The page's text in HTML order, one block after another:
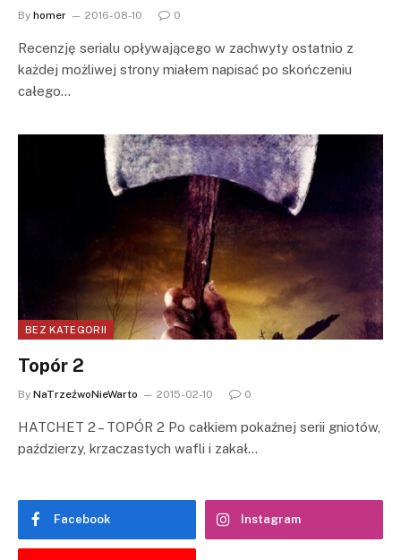
By homer 2016-08-10 0
Recenzję serialu opływającego w zachwyty ostatnio z
każdej możliwej strony miałem napisać po skończeniu
całego…
BEZ KATEGORII
Topór 2
By NaTrzeźwoNieWarto 2015-02-10 0
HATCHET 2 – TOPÓR 2 Po całkiem pokaźnej serii gniotów,
paździerzy, krzaczastych wafli i zakał…
Facebook Instagram